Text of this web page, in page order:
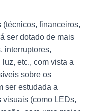
(técnicos, financeiros,
ser dotado de mais
interruptores,
etc., com vista a
sobre os
ser estudada a
visuais (como LEDs,